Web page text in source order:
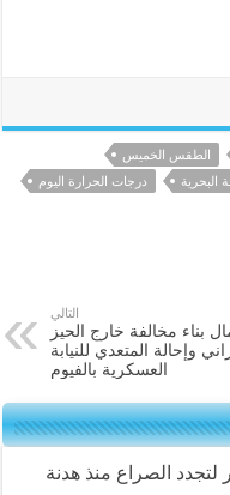
الطقس الخميس
البحرية
درجات الحرارة اليوم
التالي
بناء مخالفة خارج الحيز
وإحالة المتعدي للنيابة
العسكرية بالفيوم
لتجدد الصراع منذ هدنة